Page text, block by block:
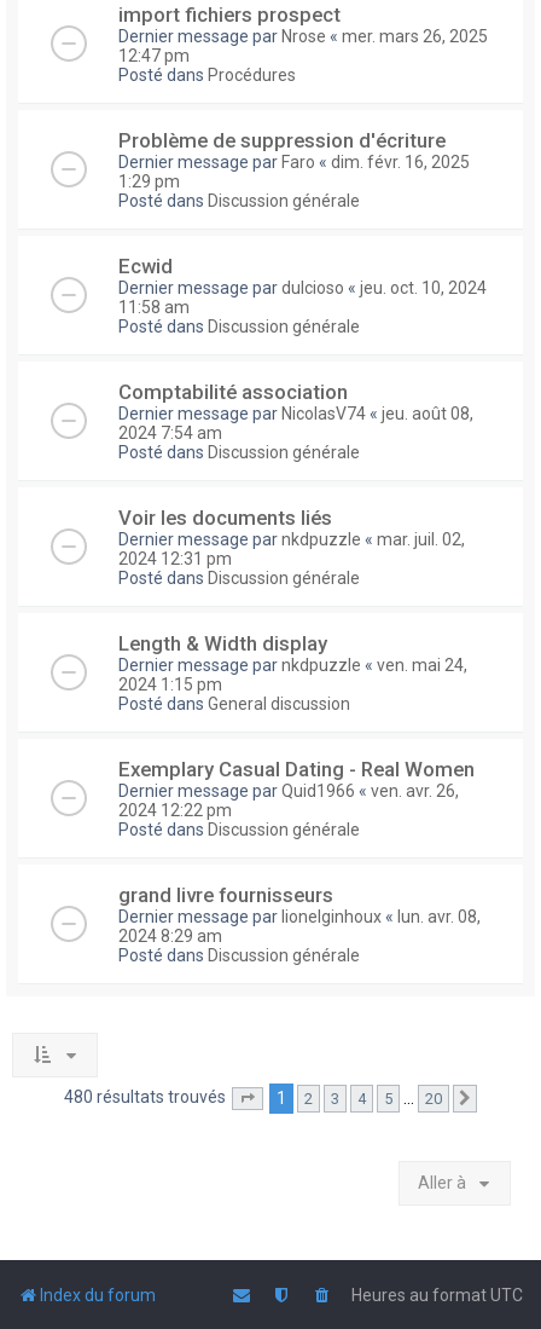
import fichiers prospect
Dernier message par Nrose « mer. mars 26, 2025
12:47 pm
Posté dans Procédures
Problème de suppression d'écriture
Dernier message par Faro « dim. févr. 16, 2025
1:29 pm
Posté dans Discussion générale
Ecwid
Dernier message pardulcioso « jeu. oct. 10, 2024
11:58 am
Posté dans Discussion générale
Comptabilité association
Dernier message par NicolasV74 « jeu. août 08,
2024 7:54 am
Posté dans Discussion générale
Voir les documents liés
Dernier message parnkdpuzzle « mar. juil. 02,
2024 12:31 pm
Posté dans Discussion générale
Length & Width display
Dernier message parnkdpuzzle « ven. mai 24,
2024 1:15 pm
Posté dans General discussion
Exemplary Сasual Dating - Real Women
Dernier message parQuid1966 « ven. avr. 26,
2024 12:22 pm
Posté dans Discussion générale
grand livre fournisseurs
Dernier message par lionelginhoux « lun. avr. 08,
2024 8:29 am
Posté dans Discussion générale
480 résultats trouvés Page sur20
1 2 3 4 5 … 20
Aller à
Index du forum Heures au formatUTC